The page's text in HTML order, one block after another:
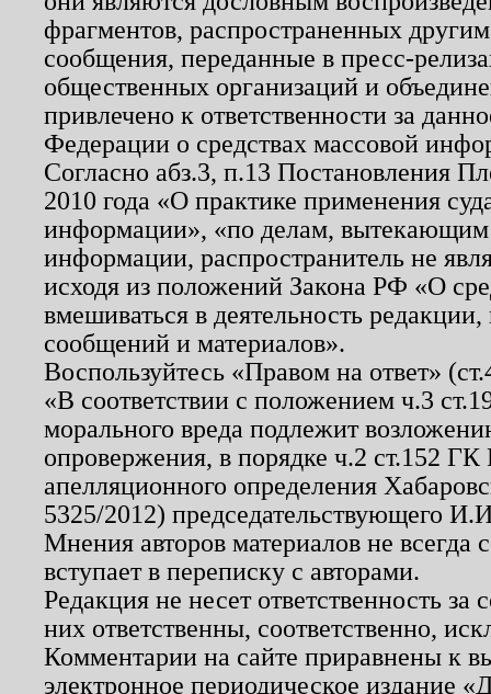
фрагментов, распространенных
сообщения, переданные в пресс-
общественных организаций и
привлечено к ответственности за
Федерации о средствах массовой
Согласно абз.3, п.13 Постановления
2010 года «О практике применения
информации», «по делам, вытекающим
информации, распространитель не
исходя из положений Закона РФ «О
вмешиваться в деятельность
сообщений и материалов».
Воспользуйтесь «Правом на ответ»
«В соответствии с положением ч.3
морального вреда подлежит
опровержения, в порядке ч.2 ст.152
апелляционного определения
5325/2012) председательствующего
Мнения авторов материалов не
вступает в переписку с авторами.
Редакция не несет ответственность
них ответственны, соответственно,
Комментарии на сайте приравнены к
электронное периодическое издание